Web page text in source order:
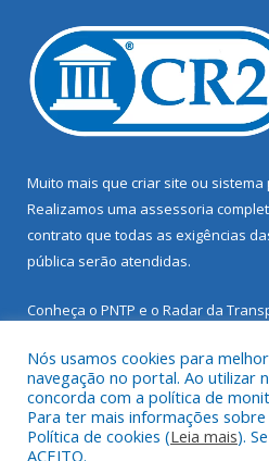
Muito mais que criar site ou sistema
Realizamos uma assessoria
contrato que todas as exigências
pública serão atendidas.
Conheça o PNTP e o Radar da
Todos os direitos reservados a
Novo.
Nós usamos cookies para
navegação no portal. Ao utilizar
concorda com a política de
Para ter mais informações
Política de cookies (Leia mais).
ACEITO.